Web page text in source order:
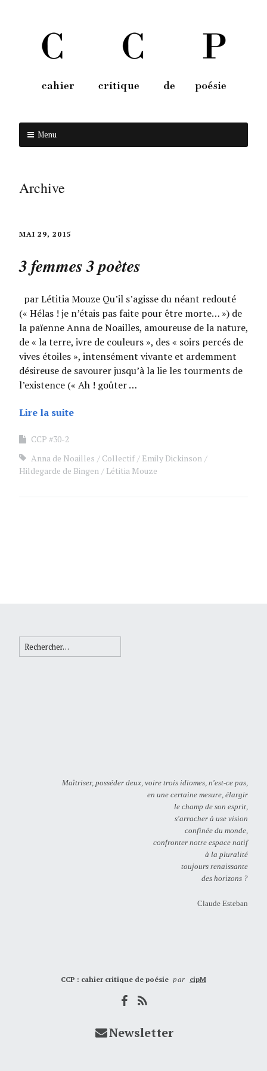
Menu
Archive
MAI 29, 2015
3 femmes 3 poètes
par Létitia Mouze Qu’il s’agisse du néant redouté
(« Hélas ! je n’étais pas faite pour être morte… ») de
la païenne Anna de Noailles, amoureuse de la nature,
de « la terre, ivre de couleurs », des « soirs percés de
vives étoiles », intensément vivante et ardemment
désireuse de savourer jusqu’à la lie les tourments de
l’existence (« Ah ! goûter …
Lire la suite
CCP #30-2
Anna de Noailles
Collectif
Emily Dickinson
Hildegarde de Bingen
Létitia Mouze
Rechercher :
Maïtriser, posséder deux, voire trois idiomes, n'est-ce pas,
en une certaine mesure, élargir
le champ de son esprit,
s'arracher à use vision
confinée du monde,
confronter notre espace natif
à la pluralité
toujours renaissante
des horizons ?
Claude Esteban
CCP : cahier critique de poésie par cipM
Newsletter